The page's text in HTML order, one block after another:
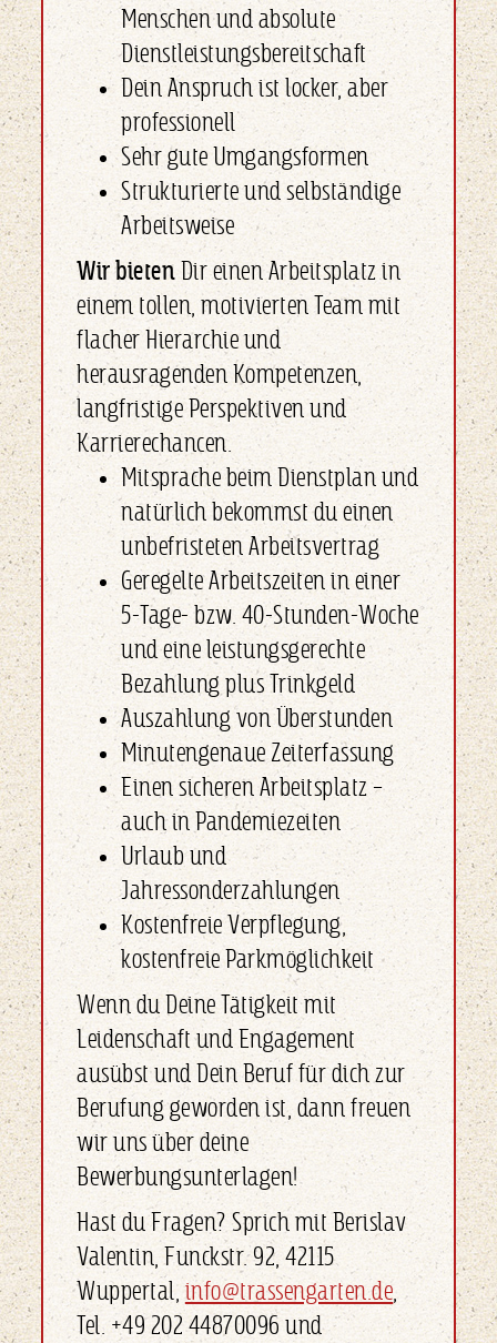
Menschen und absolute
Dienstleistungsbereitschaft
Dein Anspruch ist locker, aber
professionell
Sehr gute Umgangsformen
Strukturierte und selbständige
Arbeitsweise
Wir bieten Dir einen Arbeitsplatz in
einem tollen, motivierten Team mit
flacher Hierarchie und
herausragenden Kompetenzen,
langfristige Perspektiven und
Karrierechancen.
Mitsprache beim Dienstplan und
natürlich bekommst du einen
unbefristeten Arbeitsvertrag
Geregelte Arbeitszeiten in einer
5-Tage- bzw. 40-Stunden-Woche
und eine leistungsgerechte
Bezahlung plus Trinkgeld
Auszahlung von Überstunden
Minutengenaue Zeiterfassung
Einen sicheren Arbeitsplatz –
auch in Pandemiezeiten
Urlaub und
Jahressonderzahlungen
Kostenfreie Verpflegung,
kostenfreie Parkmöglichkeit
Wenn du Deine Tätigkeit mit
Leidenschaft und Engagement
ausübst und Dein Beruf für dich zur
Berufung geworden ist, dann freuen
wir uns über deine
Bewerbungsunterlagen!
Hast du Fragen? Sprich mit Berislav
Valentin, Funckstr. 92, 42115
Wuppertal, info@trassengarten.de,
Tel. +49 202 44870096 und